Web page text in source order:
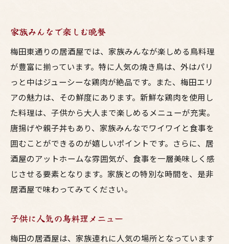
家族みんなで楽しむ晩餐
梅田東通りの居酒屋では、家族みんなが楽しめる鳥料理
が豊富に揃っています。特に人気の焼き鳥は、外はパリ
っと中はジューシーな鶏肉が絶品です。また、梅田エリ
アの魅力は、その鮮度にあります。新鮮な鶏肉を使用し
た料理は、子供から大人まで楽しめるメニューが充実。
唐揚げや親子丼もあり、家族みんなでワイワイと食事を
囲むことができるのが嬉しいポイントです。さらに、居
酒屋のアットホームな雰囲気が、食事を一層美味しく感
じさせる要素となります。家族との特別な時間を、是非
居酒屋で味わってみてください。
子供に人気の鳥料理メニュー
梅田の居酒屋は、家族連れに人気の場所となっています